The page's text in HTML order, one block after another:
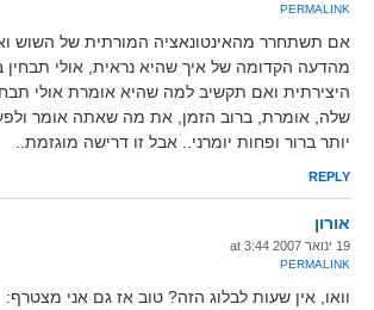
PERMALINK
אם תשתחרר מהאינטונאציה המורתית של השוש
מהדעה הקדומה של איך שהיא נראית, אולי תבחין
היצירתית ואם תקשיב למה שהיא אומרת אולי
שלה, אומרת, ברוב הזמן, את מה שאתה אומר
יותר ברור ופחות יומרני.. אבל זו דרישה מוגזמת..
REPLY
אורון
19 ינואר 2007 at 3:44
PERMALINK
וואו, אין שעות לבלוג הזה? טוב אז גם אני מצטרף: